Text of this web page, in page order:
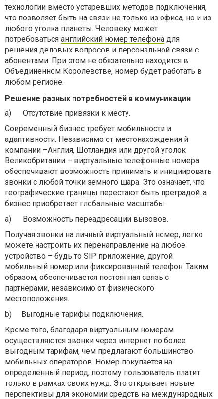
технологии вместо устаревших методов подключения,
что позволяет быть на связи не только из офиса, но и из
любого уголка планеты. Человеку может
потребоваться английский номер телефона для
решения деловых вопросов и персональной связи с
абонентами. При этом не обязательно находится в
Объединенном Королевстве, номер будет работать в
любом регионе.
Решение разных потребностей в коммуникации
a)
Отсутствие привязки к месту.
Современный бизнес требует мобильности и
адаптивности. Независимо от местонахождения й
компании –Англия, Шотландия или другой уголок
Великобритании – виртуальные телефонные номера
обеспечивают возможность принимать и инициировать
звонки с любой точки земного шара. Это означает, что
географические границы перестают быть преградой, а
бизнес приобретает глобальные масштабы.
a)
Возможность переадресации вызовов.
Получая звонки на личный виртуальный номер, легко
можете настроить их перенаправление на любое
устройство – будь то SIP приложение, другой
мобильный номер или фиксированный телефон. Таким
образом, обеспечивается постоянная связь с
партнерами, независимо от физического
местоположения.
b)
Выгодные тарифы подключения.
Кроме того, благодаря виртуальным номерам
осуществляются звонки через интернет по более
выгодным тарифам, чем предлагают большинство
мобильных операторов. Номер покупается на
определенный период, поэтому пользователь платит
только в рамках своих нужд. Это открывает новые
перспективы для экономии средств на международных